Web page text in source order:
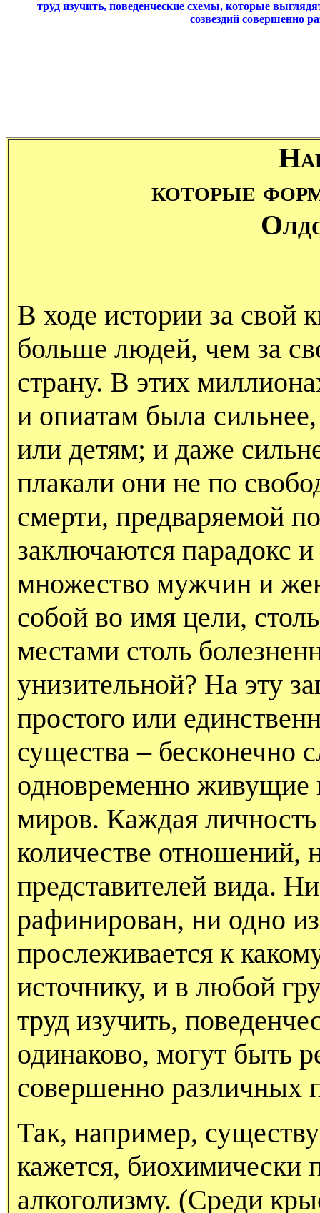
труд изучить, поведенческие схемы, которые
созвездий совершенно
которые
В ходе истории за свой
больше людей, чем за
страну. В этих
и опиатам была
или детям; и даже
плакали они не по
смерти, предваряемой
заключаются парадокс
множество мужчин и
собой во имя цели,
местами столь
унизительной? На эту
простого или
существа – бесконечно
одновременно
миров. Каждая
количестве отношений,
представителей вида.
рафинирован, ни одно
прослеживается к
источнику, и в любой
труд изучить,
одинаково, могут быть
совершенно различных
Так, например,
кажется, биохимически
алкоголизму. (Среди